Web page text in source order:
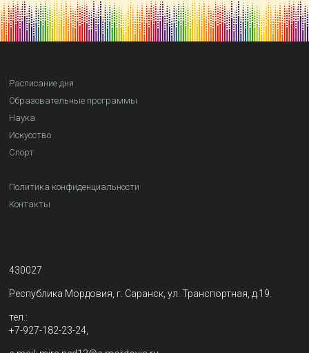
Расписание дня
Образовательные программы
Наука
Искусство
Спорт
Политика конфиденциальности
Контакты
430027
Республика Мордовия, г. Саранск, ул. Транспортная, д.19.
тел.:
+7-927-182-23-24,